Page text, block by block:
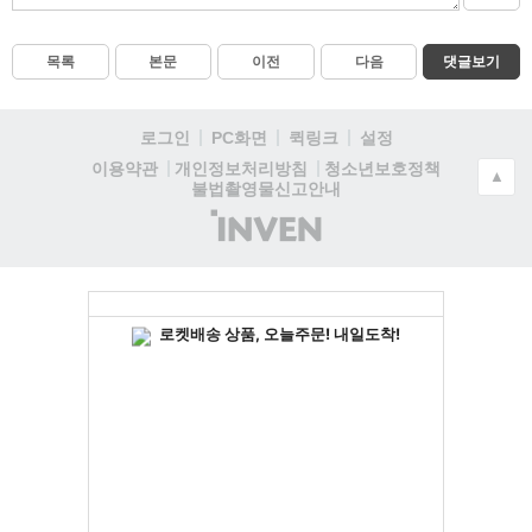
목록 본문 이전 다음 댓글보기
로그인 PC화면 퀵링크
설정
이용약관
개인정보처리방침
청소년보호정책
불법촬영물신고안내
(주)
인
▲